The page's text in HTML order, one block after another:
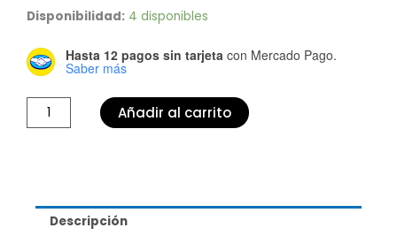
Disponibilidad: 4 disponibles
Hasta 12 pagos sin tarjeta con Mercado Pago.
Saber más
HARMONY
Añadir al carrito
Descripción